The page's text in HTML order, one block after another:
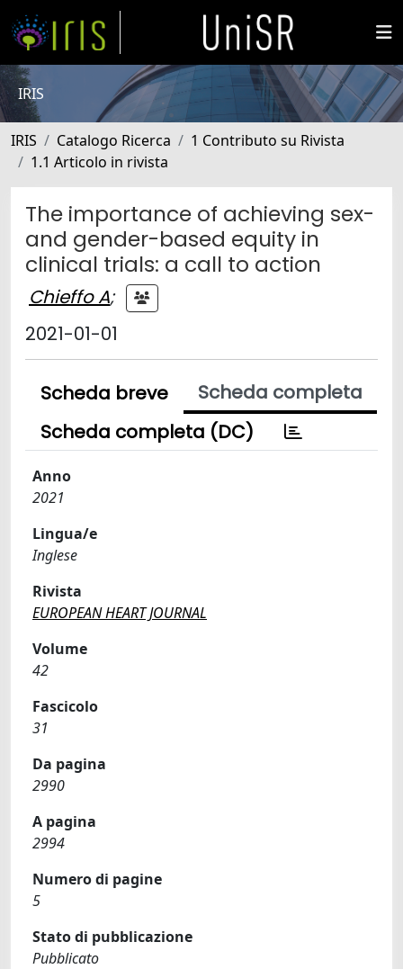
IRIS
IRIS Catalogo Ricerca
1 Contributo su Rivista
1.1 Articolo in rivista
The importance of achieving sex-
and gender-based equity in
clinical trials: a call to action
Chieffo A;
2021-01-01
Scheda breve
Scheda completa
Scheda completa (DC)
Anno
2021
Lingua/e
Inglese
Rivista
EUROPEAN HEART JOURNAL
Volume
42
Fascicolo
31
Da pagina
2990
A pagina
2994
Numero di pagine
5
Stato di pubblicazione
Pubblicato